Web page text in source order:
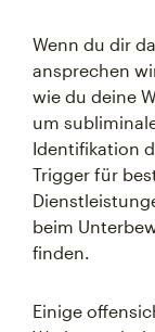
Wenn du dir
ansprechen
wie du deine
um
Identifikation
Trigger für
beim
finden.
Einige